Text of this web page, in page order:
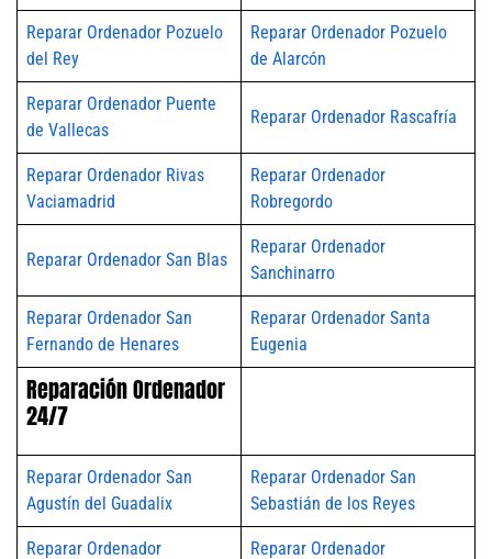
Reparar Ordenador Pozuelo
del Rey
Reparar Ordenador Pozuelo
de Alarcón
Reparar Ordenador Puente
de Vallecas
Reparar Ordenador Rascafría
Reparar Ordenador Rivas
Vaciamadrid
Reparar Ordenador
Robregordo
Reparar Ordenador San Blas
Reparar Ordenador
Sanchinarro
Reparar Ordenador San
Fernando de Henares
Reparar Ordenador Santa
Eugenia
Reparación Ordenador
24/7
Reparar Ordenador San
Agustín del Guadalix
Reparar Ordenador San
Sebastián de los Reyes
Reparar Ordenador
Reparar Ordenador